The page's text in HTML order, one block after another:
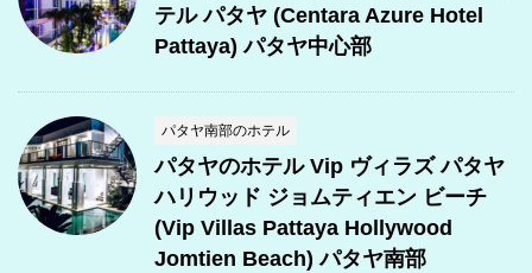
テル パタヤ (Centara Azure Hotel
Pattaya) パタヤ中心部
パタヤ南部のホテル
パタヤのホテル Vip ヴィラズ パタヤ
ハリウッド ジョムティエン ビーチ
(Vip Villas Pattaya Hollywood
Jomtien Beach) パタヤ南部